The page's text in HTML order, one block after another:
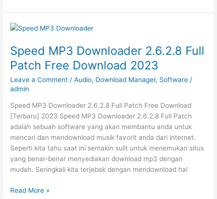
Accelerator
Pro
Full
Serial
Free
2023
Speed MP3 Downloader 2.6.2.8 Full
Patch Free Download 2023
Leave a Comment /Audio, Download Manager, Software /
admin
Speed MP3 Downloader 2.6.2.8 Full Patch Free Download
[Terbaru] 2023 Speed MP3 Downloader 2.6.2.8 Full Patch
adalah sebuah software yang akan membantu anda untuk
mencari dan mendownload musik favorit anda dari internet.
Seperti kita tahu saat ini semakin sulit untuk menemukan situs
yang benar-benar menyediakan download mp3 dengan
mudah. Seringkali kita terjebak dengan mendownload hal
Speed
Read More »